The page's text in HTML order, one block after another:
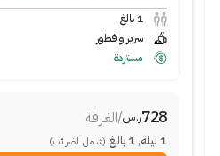
1 بالغ
سرير و فطور
مستردة
728ر.س/الغرفة
1 ليلة,
1 بالغ (شامل الضرائب)